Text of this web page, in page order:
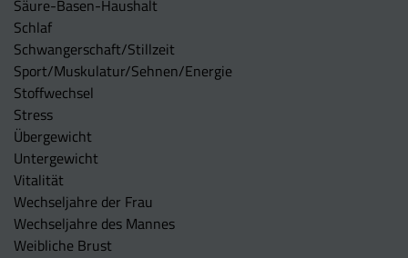
Säure-Basen-Haushalt
Schlaf
Schwangerschaft/Stillzeit
Sport/Muskulatur/Sehnen/Energie
Stoffwechsel
Stress
Übergewicht
Untergewicht
Vitalität
Wechseljahre der Frau
Wechseljahre des Mannes
Weibliche Brust